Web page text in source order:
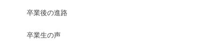
卒業後の進路
卒業生の声